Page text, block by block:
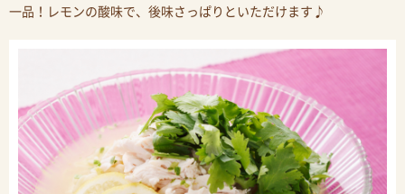
一品！レモンの酸味で、後味さっぱりといただけます♪